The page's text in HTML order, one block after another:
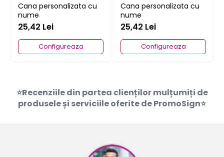
Cana personalizata cu
nume
25,42 Lei
Configureaza
Cana personalizata cu
nume
25,42 Lei
Configureaza
⭐Recenziile din partea clienților mulțumiți de
produsele și serviciile oferite de PromoSign⭐